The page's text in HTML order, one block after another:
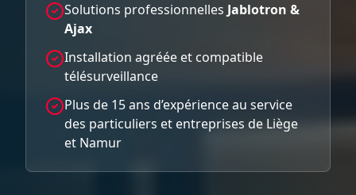
Solutions professionnelles Jablotron &
Ajax
Installation agréée et compatible
télésurveillance
Plus de 15 ans d’expérience au service
des particuliers et entreprises de Liège
et Namur